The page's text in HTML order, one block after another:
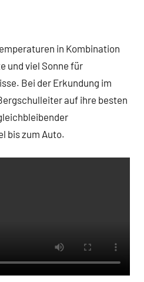
in Kombination
und viel Sonne für
Bei der Erkundung im
auf ihre besten
bis zum Auto.